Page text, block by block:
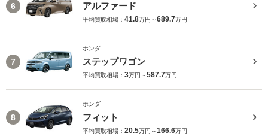
6 アルファード
平均買取相場： 41.8万円～689.7万円
7
ホンダ
ステップワゴン
平均買取相場： 3万円～587.7万円
8
ホンダ
フィット
平均買取相場： 20.5万円～166.6万円